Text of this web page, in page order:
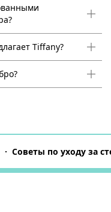
Tiffany?
Советы по уходу за